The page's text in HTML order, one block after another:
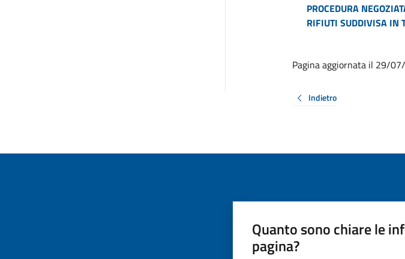
PROCEDURA
RIFIUTI SUDDIVISA IN
Pagina aggiornata il 29/
Indietro
Quanto sono chiare le
pagina?